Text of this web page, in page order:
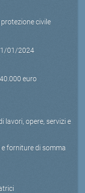
civile
1/01/2024
euro
lavori, opere, servizi e
forniture di somma